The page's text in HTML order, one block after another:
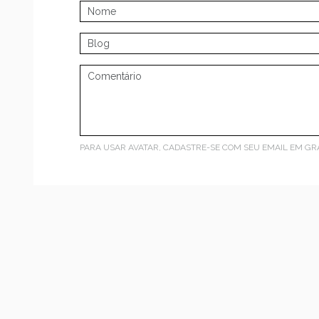
PARA USAR AVATAR, CADASTRE-SE COM SEU EMAIL EM